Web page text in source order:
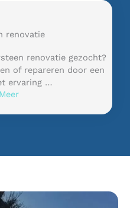
renovatie
renovatie gezocht?
of repareren door een
ervaring …